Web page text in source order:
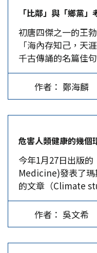
第17，全球動畫電
史紀錄。據貓眼專
測總票房將超過160
房榜前五。 《哪吒
魔童降世》票房破
軍，此部續作是原
沒起心動念去湊熱
影，對我這個已晉
下Made in China的
呢？…
「比鄰」與「鄉黨
初唐四傑之一的王
「海內存知己，天
千古傳誦的名篇佳
注家的解釋大都語
處？ 據網上披露，
考資料，一般都沒
著、挨著」，因而
著）的鄰居」。有
進而將「比鄰」解
科」）。有的甚至
為「好比鄰居」。
何處？沒有對「比
的牽強附會之說。
•地官》。其中「
作者： 鄭海麟
危害人類健康的幾
今年1月27日出版
Medicine)發表了
的文章（Climate
作者： 吳文希